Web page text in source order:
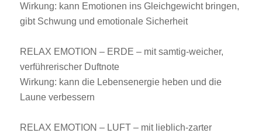
Wirkung: kann Emotionen ins Gleichgewicht bringen,
gibt Schwung und emotionale Sicherheit
RELAX EMOTION – ERDE – mit samtig-weicher,
verführerischer Duftnote
Wirkung: kann die Lebensenergie heben und die
Laune verbessern
RELAX EMOTION – LUFT – mit lieblich-zarter